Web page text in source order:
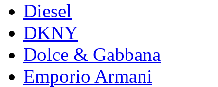
Diesel
DKNY
Dolce & Gabbana
Emporio Armani